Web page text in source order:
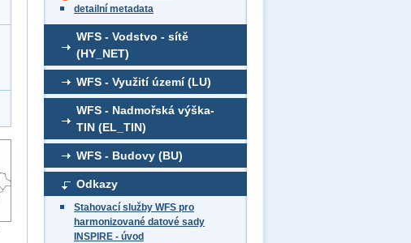
detailní metadata
WFS - Vodstvo - sítě
(HY_NET)
WFS - Využití území (LU)
WFS - Nadmořská výška-
TIN (EL_TIN)
WFS - Budovy (BU)
Odkazy
Stahovací služby WFS pro
harmonizované datové sady
INSPIRE - úvod